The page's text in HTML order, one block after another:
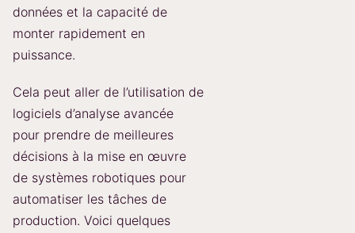
données et la capacité de
monter rapidement en
puissance.
Cela peut aller de l’utilisation de
logiciels d’analyse avancée
pour prendre de meilleures
décisions à la mise en œuvre
de systèmes robotiques pour
automatiser les tâches de
production. Voici quelques